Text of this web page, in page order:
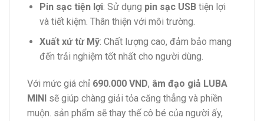
Pin sạc tiện lợi: Sử dụng pin sạc USBtiện lợi
và tiết kiệm. Thân thiện với môi trường.
Xuất xứ từ Mỹ: Chất lượng cao, đảm bảo mang
đến trải nghiệm tốt nhất cho người dùng.
Với mức giá chỉ 690.000 VND, âm đạo giả LUBA
MINI sẽ giúp chàng giải tỏa căng thẳng và phiền
muộn. sản phẩm sẽ thay thế cô bé của người ấy,